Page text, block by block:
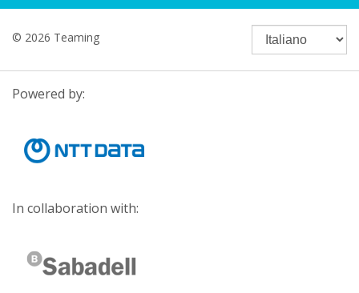
© 2026 Teaming
Powered by:
In collaboration with: